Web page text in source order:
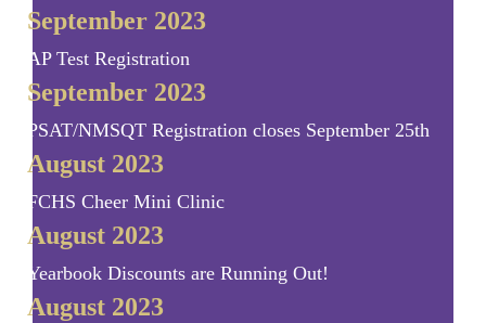
September 2023
AP Test Registration
September 2023
PSAT/NMSQT Registration closes September 25th
August 2023
FCHS Cheer Mini Clinic
August 2023
Yearbook Discounts are Running Out!
August 2023